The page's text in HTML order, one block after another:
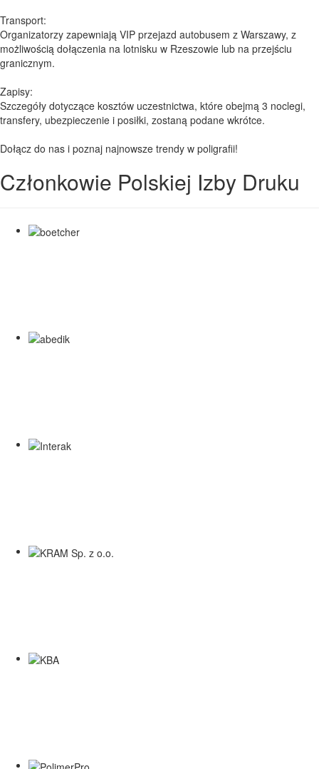
Transport:
Organizatorzy zapewniają VIP przejazd autobusem z Warszawy, z
możliwością dołączenia na lotnisku w Rzeszowie lub na przejściu
granicznym.
Zapisy:
Szczegóły dotyczące kosztów uczestnictwa, które obejmą 3 noclegi,
transfery, ubezpieczenie i posiłki, zostaną podane wkrótce.
Dołącz do nas i poznaj najnowsze trendy w poligrafii!
Członkowie Polskiej Izby Druku